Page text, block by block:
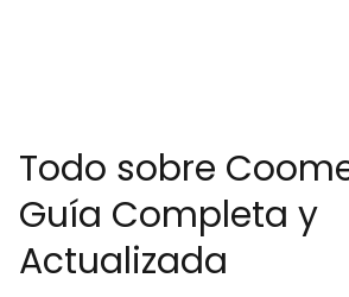
Todo sobre
Guía Completa y
Actualizada